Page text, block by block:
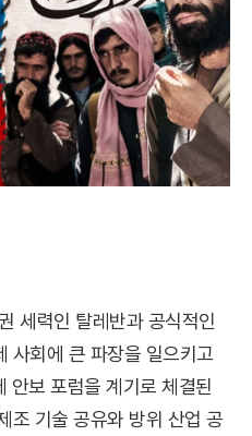
세력인 탈레반과 공식적인
사회에 큰 파장을 일으키고
안보 포럼을 계기로 체결된
조 기술 공유와 방위 산업 공